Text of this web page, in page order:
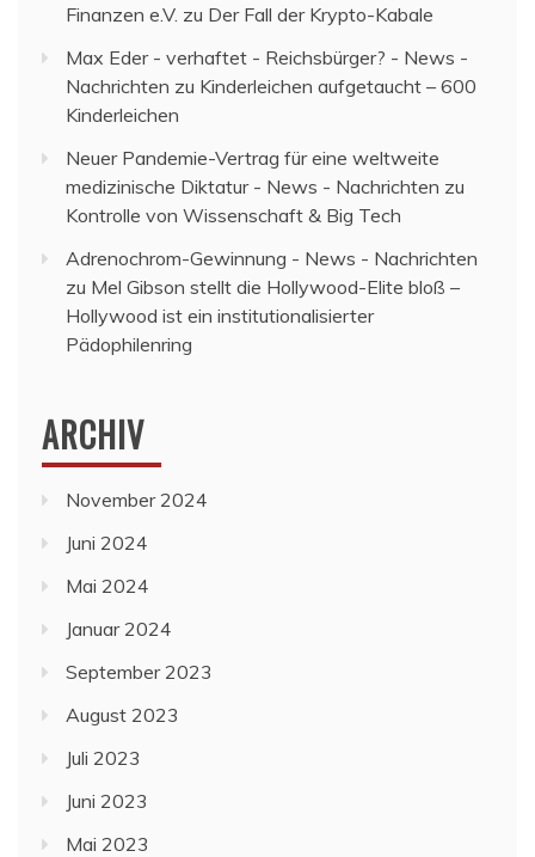
Finanzen e.V. zu Der Fall der Krypto-Kabale
Max Eder - verhaftet - Reichsbürger? - News -
Nachrichten zu Kinderleichen aufgetaucht – 600
Kinderleichen
Neuer Pandemie-Vertrag für eine weltweite
medizinische Diktatur - News - Nachrichten zu
Kontrolle von Wissenschaft & Big Tech
Adrenochrom-Gewinnung - News - Nachrichten
zu Mel Gibson stellt die Hollywood-Elite bloß –
Hollywood ist ein institutionalisierter
Pädophilenring
ARCHIV
November 2024
Juni 2024
Mai 2024
Januar 2024
September 2023
August 2023
Juli 2023
Juni 2023
Mai 2023